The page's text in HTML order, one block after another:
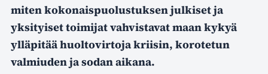
miten kokonaispuolustuksen julkiset ja
yksityiset toimijat vahvistavat maan kykyä
ylläpitää huoltovirtoja kriisin, korotetun
valmiuden ja sodan aikana.